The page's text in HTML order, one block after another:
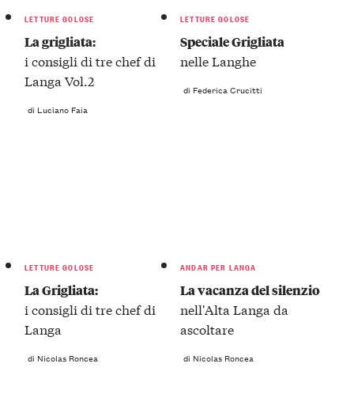
LETTURE GOLOSE
La grigliata:
i consigli di tre chef di
Langa Vol.2
di Luciano Faia
LETTURE GOLOSE
Speciale Grigliata
nelle Langhe
di Federica Crucitti
LETTURE GOLOSE
La Grigliata:
i consigli di tre chef di
Langa
di Nicolas Roncea
ANDAR PER LANGA
La vacanza del silenzio
nell'Alta Langa da
ascoltare
di Nicolas Roncea